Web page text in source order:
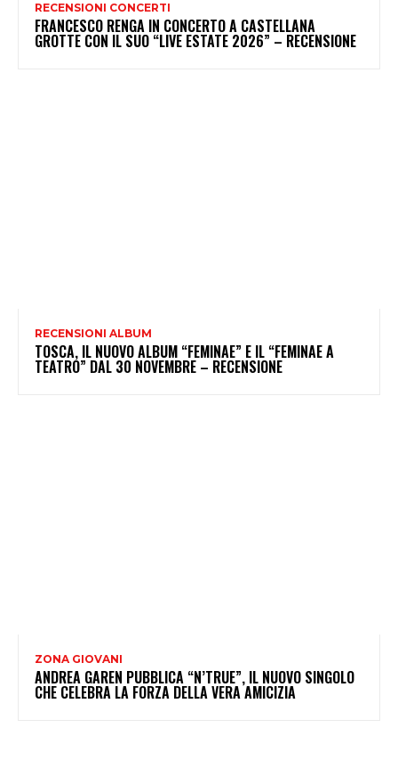
RECENSIONI CONCERTI
FRANCESCO RENGA IN CONCERTO A CASTELLANA
GROTTE CON IL SUO “LIVE ESTATE 2026” – RECENSIONE
RECENSIONI ALBUM
TOSCA, IL NUOVO ALBUM “FEMINAE” E IL “FEMINAE A
TEATRO” DAL 30 NOVEMBRE – RECENSIONE
ZONA GIOVANI
ANDREA GAREN PUBBLICA “N’TRUE”, IL NUOVO SINGOLO
CHE CELEBRA LA FORZA DELLA VERA AMICIZIA